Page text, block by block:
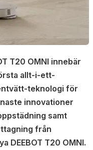
T20 OMNI innebär
allt-i-ett-
teknologi för
innovationer
samt
från
DEEBOT T20 OMNI.